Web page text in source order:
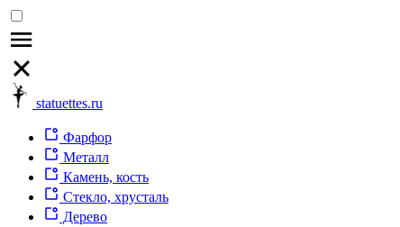
statuettes.ru
Фарфор
Металл
Камень, кость
Стекло, хрусталь
Дерево